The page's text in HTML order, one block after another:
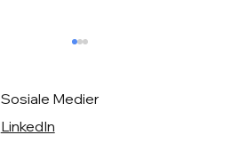
Sosiale Medier
LinkedIn